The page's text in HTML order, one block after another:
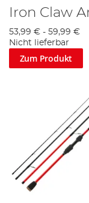
Iron Claw
53,99 € - 59,99 €
Nicht lieferbar
Zum Produkt